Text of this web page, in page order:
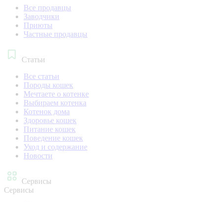
Все продавцы
Заводчики
Приюты
Частные продавцы
Статьи
Все статьи
Породы кошек
Мечтаете о котенке
Выбираем котенка
Котенок дома
Здоровье кошек
Питание кошек
Поведение кошек
Уход и содержание
Новости
Сервисы
Сервисы